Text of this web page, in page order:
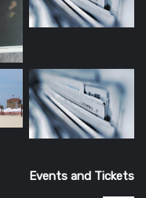
Events and Tickets